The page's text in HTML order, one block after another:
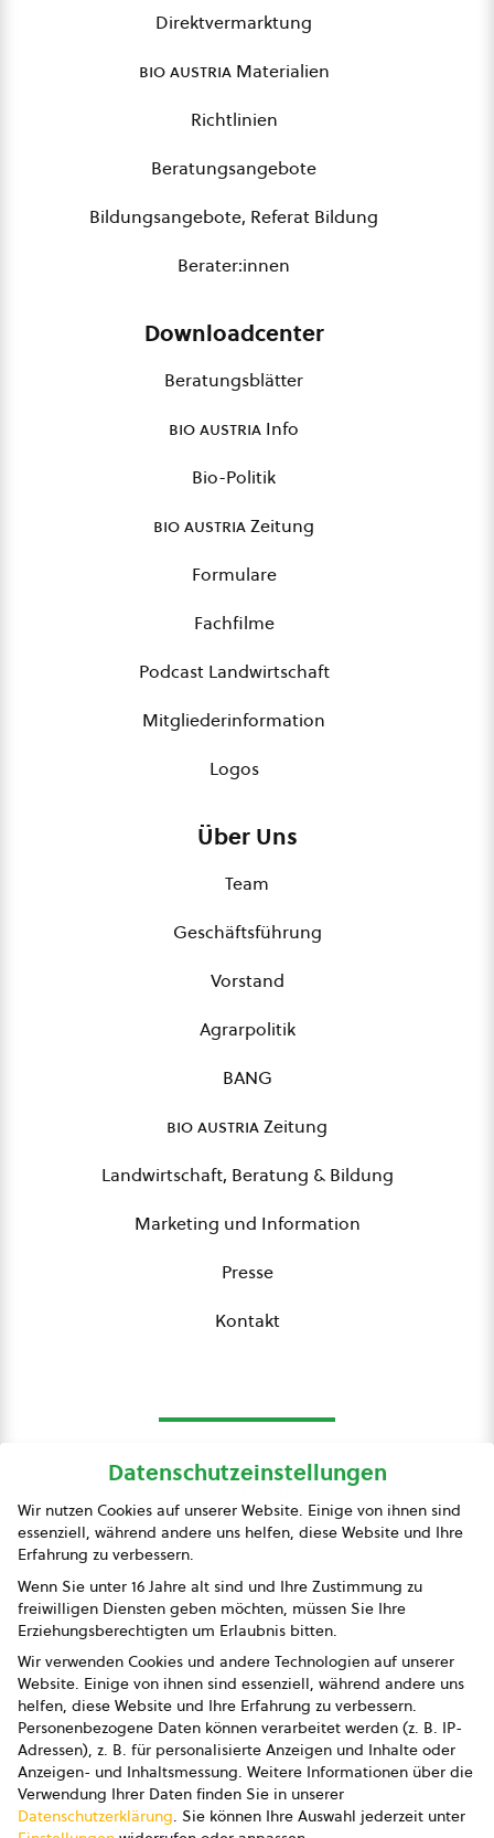
Direktvermarktung
bio austriaMaterialien
Richtlinien
Beratungsangebote
Bildungsangebote, Referat Bildung
Berater:innen
Downloadcenter
Beratungsblätter
bio austria Info
Bio-Politik
bio austriaZeitung
Formulare
Fachfilme
Podcast Landwirtschaft
Mitgliederinformation
Logos
Über Uns
Team
Geschäftsführung
Vorstand
Agrarpolitik
BANG
bio austriaZeitung
Landwirtschaft, Beratung & Bildung
Marketing und Information
Presse
Kontakt
Presse
Impressum
Datenschutz
AGB
AGB Marketing GmbH
AGB Bildung
Newsletter
Datenschutzeinstellungen
Wir nutzen Cookies auf unserer Website. Einige von ihnen sind
essenziell, während andere uns helfen, diese Website und Ihre
Erfahrung zu verbessern.
Wenn Sie unter 16 Jahre alt sind und Ihre Zustimmung zu
freiwilligen Diensten geben möchten, müssen Sie Ihre
Erziehungsberechtigten um Erlaubnis bitten.
Wir verwenden Cookies und andere Technologien auf unserer
Website. Einige von ihnen sind essenziell, während andere uns
helfen, diese Website und Ihre Erfahrung zu verbessern.
Personenbezogene Daten können verarbeitet werden (z. B. IP-
Adressen), z. B. für personalisierte Anzeigen und Inhalte oder
Anzeigen- und Inhaltsmessung. Weitere Informationen über die
Verwendung Ihrer Daten finden Sie in unserer
Datenschutzerklärung. Sie können Ihre Auswahl jederzeit unter